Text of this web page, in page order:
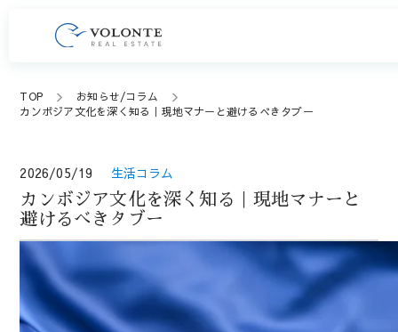
TOP
お知らせ/コラム
カンボジア文化を深く知る｜現地マナーと避けるべきタブー
2026/05/19
生活コラム
カンボジア文化を深く知る｜現地マナーと
避けるべきタブー